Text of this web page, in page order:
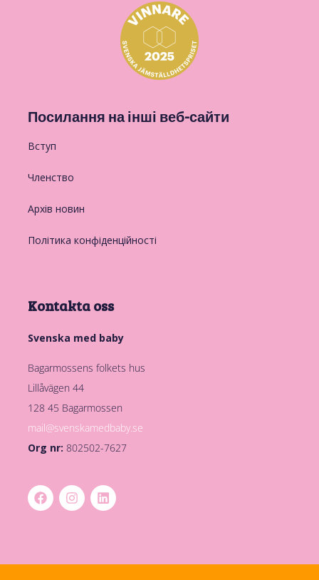
Посилання на інші веб-сайти
Вступ
Членство
Архів новин
Політика конфіденційності
Kontakta oss
Svenska med baby
Bagarmossens folkets hus
Lillåvägen 44
128 45 Bagarmossen
mail@svenskamedbaby.se
Org nr: 802502-7627